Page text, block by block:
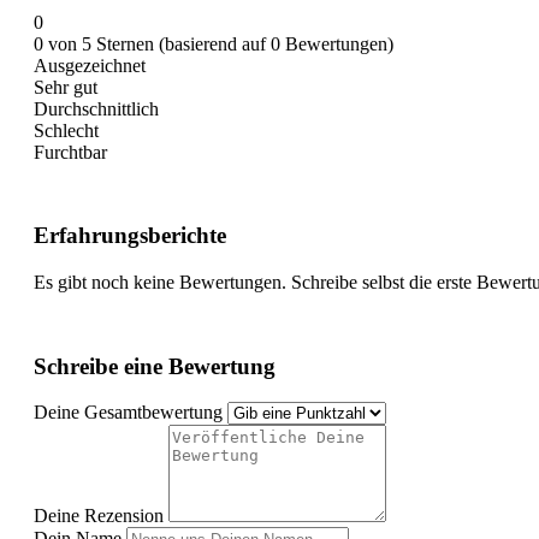
0
0 von 5 Sternen (basierend auf 0 Bewertungen)
Ausgezeichnet
Sehr gut
Durchschnittlich
Schlecht
Furchtbar
Erfahrungsberichte
Es gibt noch keine Bewertungen. Schreibe selbst die erste
Schreibe eine Bewertung
Deine Gesamtbewertung
Deine Rezension